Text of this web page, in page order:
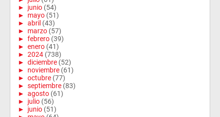
► junio (54)
► mayo (51)
► abril (43)
► marzo (57)
► febrero (39)
► enero (41)
► 2024 (738)
► diciembre (52)
► noviembre (61)
► octubre (77)
► septiembre (83)
► agosto (61)
► julio (56)
► junio (51)